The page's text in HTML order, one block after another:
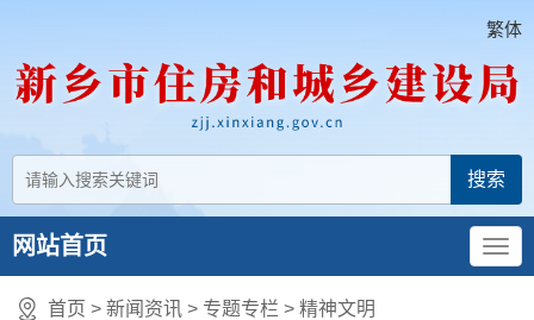
繁体
网站首页
首页 > 新闻资讯 > 专题专栏 > 精神文明